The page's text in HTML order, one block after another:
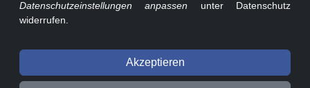
Datenschutzeinstellungen anpassen unter Datenschutz
widerrufen.
Akzeptieren